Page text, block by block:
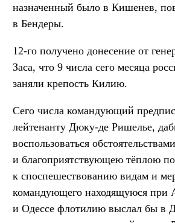
назначенный было в Кишенев,
в Бендеры.
12-го получено донесение от
Заса, что 9 числа сего месяца
заняли крепость Килию.
Сего числа командующий
лейтенанту Дюку-де Ришелье,
воспользоваться обстоятельствами
и благоприятствующею тёплою
к споспешествованию видам и
командующего находящуюся при
и Одессе флотилию выслал бы в